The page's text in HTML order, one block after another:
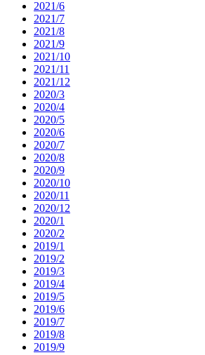
2021/6
2021/7
2021/8
2021/9
2021/10
2021/11
2021/12
2020/3
2020/4
2020/5
2020/6
2020/7
2020/8
2020/9
2020/10
2020/11
2020/12
2020/1
2020/2
2019/1
2019/2
2019/3
2019/4
2019/5
2019/6
2019/7
2019/8
2019/9